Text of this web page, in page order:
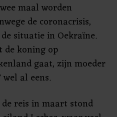
maal worden
de coronacrisis,
situatie in Oekraïne.
de koning op
gaat, zijn moeder
al eens.
reis in maart stond